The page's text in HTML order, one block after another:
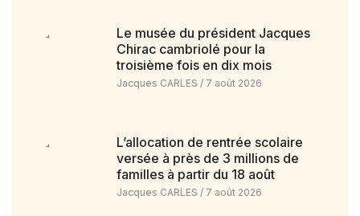
Le musée du président Jacques
Chirac cambriolé pour la
troisième fois en dix mois
Jacques CARLES 7 août 2026
L’allocation de rentrée scolaire
versée à près de 3 millions de
familles à partir du 18 août
Jacques CARLES 7 août 2026